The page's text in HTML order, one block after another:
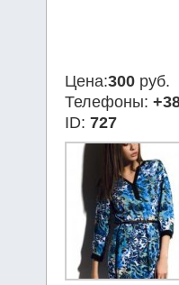
Цена:300 руб.
Телефоны:
ID: 727